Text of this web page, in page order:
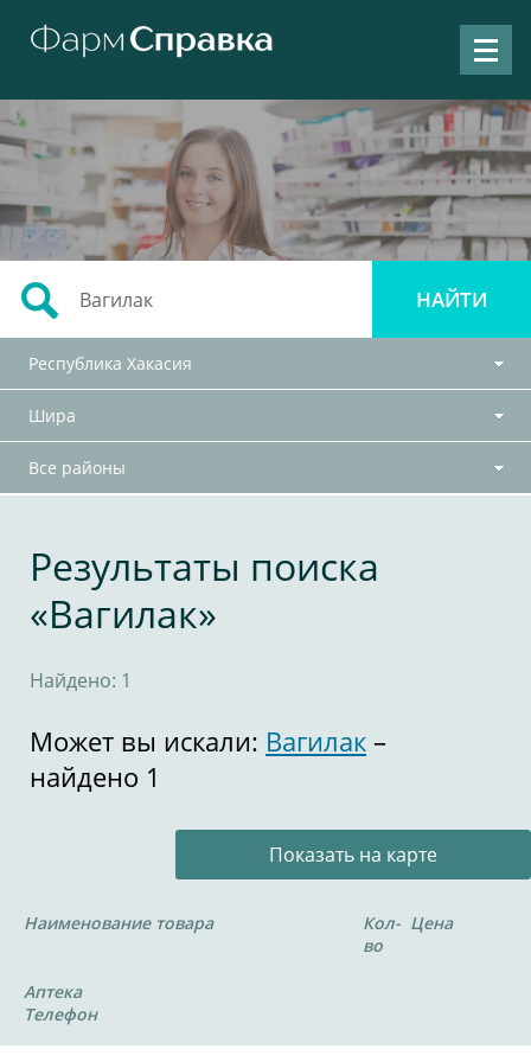
Республика Хакасия
Шира
Все районы
Результаты поиска
«Вагилак»
Найдено: 1
Может вы искали: Вагилак –
найдено 1
Показать на карте
Наименование товара
Кол-
во
Цена
Аптека
Телефон